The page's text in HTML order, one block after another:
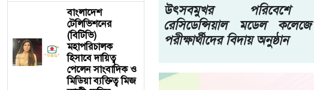
বাংলাদেশ
টেলিভিশনের
(বিটিভি)
মহাপরিচালক
হিসাবে দায়িত্ব
পেলেন সাংবাদিক ও
মিডিয়া ব্যক্তিত্ব মিজ
উৎসবমুখর পরিবেশে
রেসিডেন্সিয়াল মডেল
পরীক্ষার্থীদের বিদায় অনুষ্ঠান